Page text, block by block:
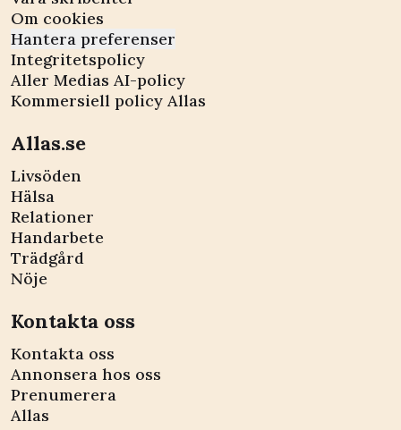
Om cookies
Hantera preferenser
Integritetspolicy
Aller Medias AI-policy
Kommersiell policy Allas
Allas.se
Livsöden
Hälsa
Relationer
Handarbete
Trädgård
Nöje
Kontakta oss
Kontakta oss
Annonsera hos oss
Prenumerera
Allas